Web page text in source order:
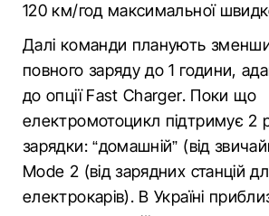
120 км/год максимальної
Далі команди планують
повного заряду до 1 години,
до опції Fast Charger. Поки що
електромотоцикл підтримує 2
зарядки: “домашній” (від
Mode 2 (від зарядних станцій
електрокарів). В Україні